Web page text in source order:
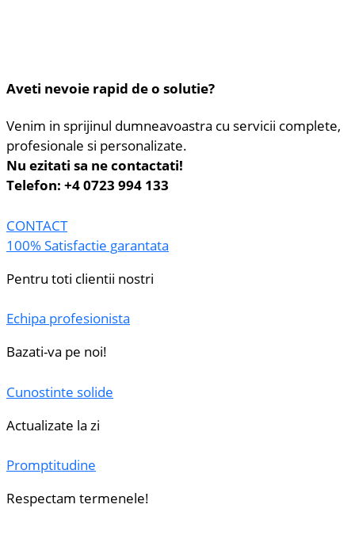
Aveti nevoie rapid de o solutie?
Venim in sprijinul dumneavoastra cu servicii complete,
profesionale si personalizate.
Nu ezitati sa ne contactati!
Telefon: +4 0723 994 133
CONTACT
100% Satisfactie garantata
Pentru toti clientii nostri
Echipa profesionista
Bazati-va pe noi!
Cunostinte solide
Actualizate la zi
Promptitudine
Respectam termenele!